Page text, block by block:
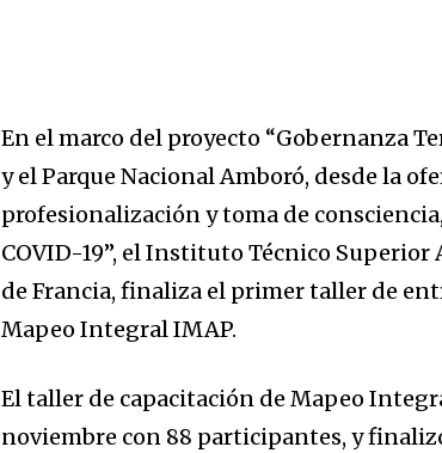
En el marco del proyecto “Gobernanza
y el Parque Nacional Amboró, desde la
profesionalización y toma de
COVID-19”, el Instituto Técnico Superior
de Francia, finaliza el primer taller de
Mapeo Integral IMAP.
El taller de capacitación de Mapeo
noviembre con 88 participantes, y